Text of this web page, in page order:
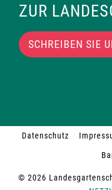
ZUR
SCHREIBEN SIE
© 2026
Datenschutz